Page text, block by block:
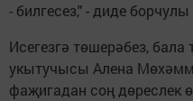
- билгесез," - диде
Исегезгә төшерәбез,
укытучысы Алена
фаҗигадан соң дөреслек